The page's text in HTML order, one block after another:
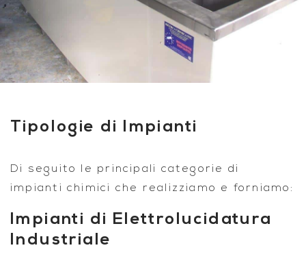
Tipologie di Impianti
Di seguito le principali categorie di
impianti chimici che realizziamo e forniamo:
Impianti di Elettrolucidatura
Industriale